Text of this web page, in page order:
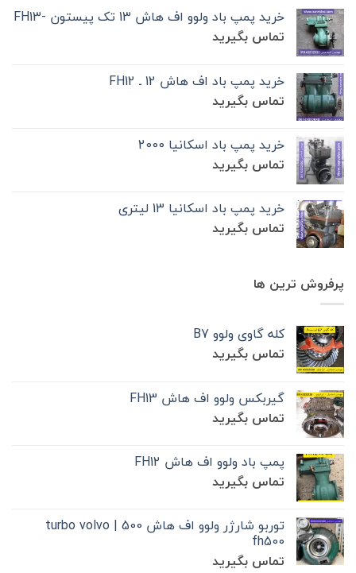
خرید پمپ باد ولوو اف هاش 13 تک‌ پیستون -FH13
تماس بگیرید
خرید پمپ باد اف هاش 12 ـ FH12
تماس بگیرید
خرید پمپ باد اسکانیا 2000
تماس بگیرید
خرید پمپ باد اسکانیا 13 لیتری
تماس بگیرید
پرفروش ترین ها
کله گاوی ولوو B7
تماس بگیرید
گیربکس ولوو اف هاش FH13
تماس بگیرید
پمپ باد ولوو اف هاش FH12
تماس بگیرید
توربو شارژر ولوو اف هاش 500 | turbo volvo
fh500
تماس بگیرید